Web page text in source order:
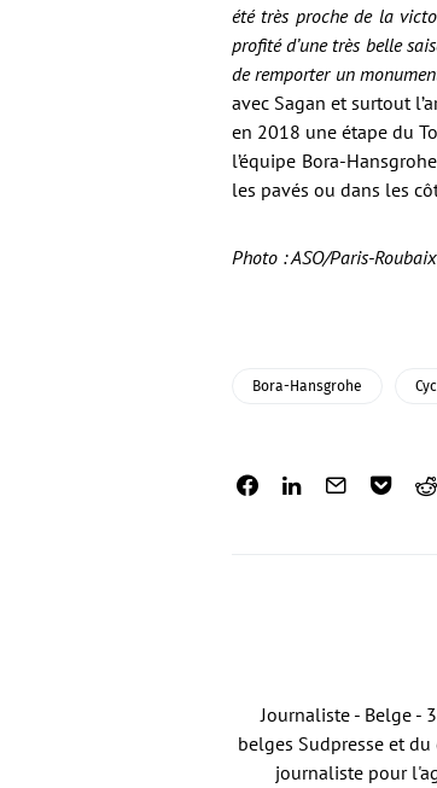
été très proche de la
profité d’une très belle
de remporter un
avec Sagan et surtout
en 2018 une étape du
l’équipe Bora-
les pavés ou dans les
Photo : ASO/Paris-Roubaix
Bora-Hansgrohe
Journaliste - Belge -
belges Sudpresse et
journaliste pour